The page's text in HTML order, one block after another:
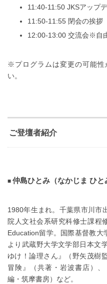
11:40-11:50 JKSアップ
11:50-11:55 閉会の挨拶
12:00-13:00 交流会※自
※プログラムは変更の可能性
い。
ご登壇者紹介
仲島ひとみ（なかじま ひと
1980年生まれ。千葉県市川市
院人文社会系研究科修士課程
Education留学。国際基督教大
より武蔵野大学文学部日本文
ゆけ！論理さん』（野矢茂樹
冒険』（共著・岩波書店）
編・筑摩書房）など。